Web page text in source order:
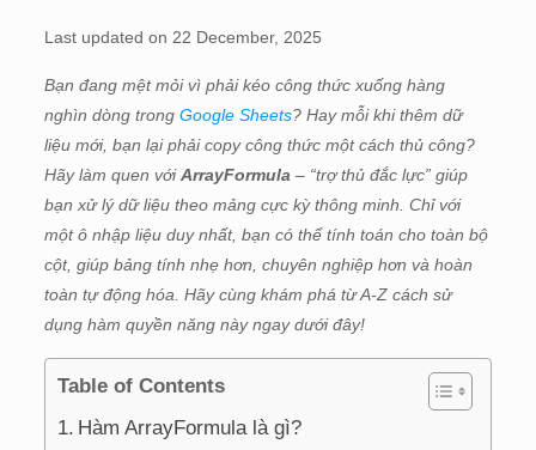
Last updated on 22 December, 2025
Bạn đang mệt mỏi vì phải kéo công thức xuống hàng
nghìn dòng trong Google Sheets? Hay mỗi khi thêm dữ
liệu mới, bạn lại phải copy công thức một cách thủ công?
Hãy làm quen vớiArrayFormula – “trợ thủ đắc lực” giúp
bạn xử lý dữ liệu theo mảng cực kỳ thông minh. Chỉ với
một ô nhập liệu duy nhất, bạn có thể tính toán cho toàn bộ
cột, giúp bảng tính nhẹ hơn, chuyên nghiệp hơn và hoàn
toàn tự động hóa. Hãy cùng khám phá từ A-Z cách sử
dụng hàm quyền năng này ngay dưới đây!
Table of Contents
Hàm ArrayFormula là gì?